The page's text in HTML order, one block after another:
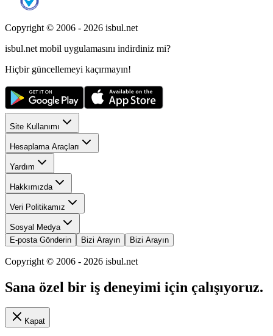
Copyright © 2006 - 2026 isbul.net
isbul.net mobil uygulamasını indirdiniz mi?
Hiçbir güncellemeyi kaçırmayın!
Site Kullanımı
Hesaplama Araçları
Yardım
Hakkımızda
Veri Politikamız
Sosyal Medya
E-posta Gönderin
Bizi Arayın Bizi Arayın
Copyright © 2006 - 2026 isbul.net
Sana özel bir iş deneyimi için çalışıyoruz.
Kapat